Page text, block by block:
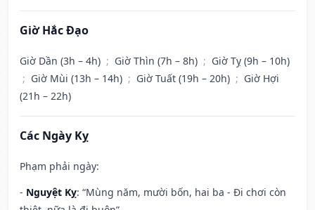
Giờ Hắc Đạo
Giờ Dần (3h – 4h) ; Giờ Thìn (7h – 8h) ; Giờ Tỵ (9h – 10h)
; Giờ Mùi (13h – 14h) ; Giờ Tuất (19h – 20h) ; Giờ Hợi
(21h – 22h)
Các Ngày Kỵ
Phạm phải ngày:
- Nguyệt Kỵ: “Mùng năm, mười bốn, hai ba - Đi chơi còn